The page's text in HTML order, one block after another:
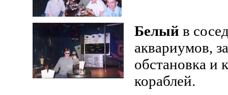
Белый в
аквариумов,
обстановка и
кораблей.